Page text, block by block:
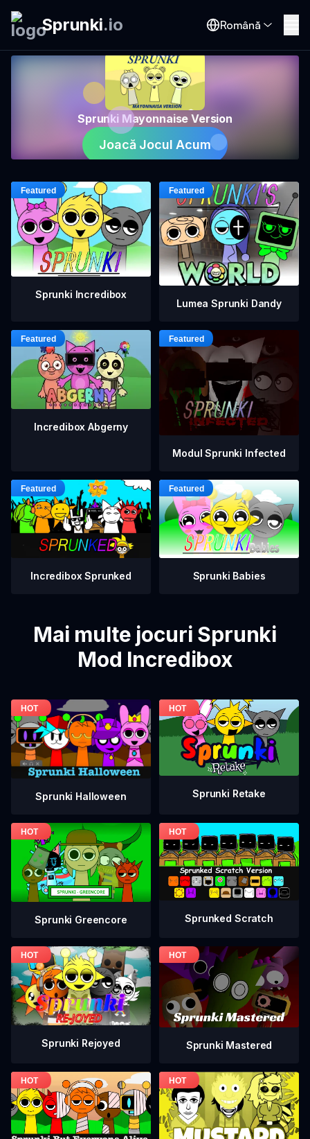
Sprunki.io Română
Sprunki Mayonnaise Version
Joacă Jocul Acum
Sprunki Incredibox
Lumea Sprunki Dandy
Incredibox Abgerny
Modul Sprunki Infected
Incredibox Sprunked Sprunki Babies
Mai multe jocuri Sprunki
Mod Incredibox
Sprunki Halloween Sprunki Retake
Sprunki Greencore Sprunked Scratch
Sprunki Rejoyed Sprunki Mastered